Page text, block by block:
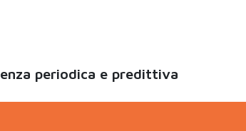
periodica e predittiva